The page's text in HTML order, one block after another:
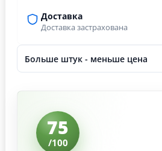
Доставка
Доставка застрахована
Больше штук - меньше цена
75
/100